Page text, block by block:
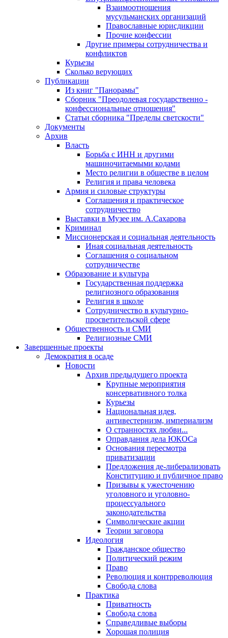
Взаимоотношения
мусульманских организаций
Православные юрисдикции
Прочие конфессии
Другие примеры сотрудничества и
конфликтов
Курьезы
Сколько верующих
Публикации
Из книг "Панорамы"
Сборник "Преодолевая государственно -
конфессиональные отношения"
Статьи сборника "Пределы светскости"
Документы
Архив
Власть
Борьба с ИНН и другими
машиночитаемыми кодами
Место религии в обществе в целом
Религия и права человека
Армия и силовые структуры
Соглашения и практическое
сотрудничество
Выставки в Музее им. А.Сахарова
Криминал
Миссионерская и социальная деятельность
Иная социальная деятельность
Соглашения о социальном
сотрудничестве
Образование и культура
Государственная поддержка
религиозного образования
Религия в школе
Сотрудничество в культурно-
просветительской сфере
Общественность и СМИ
Религиозные СМИ
Завершенные проекты
Демократия в осаде
Новости
Архив предыдущего проекта
Крупные мероприятия
консервативного толка
Курьезы
Национальная идея,
антивестернизм, империализм
О странностях любви...
Оправдания дела ЮКОСа
Основания пересмотра
приватизации
Предложения де-либерализовать
Конституцию и публичное право
Призывы к ужесточению
уголовного и уголовно-
процессуального
законодательства
Символические акции
Теории заговора
Идеология
Гражданское общество
Политический режим
Право
Революция и контрреволюция
Свобода слова
Практика
Приватность
Свобода слова
Справедливые выборы
Хорошая полиция